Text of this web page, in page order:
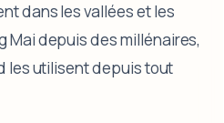
dans les vallées et les
Mai depuis des millénaires,
les utilisent depuis tout